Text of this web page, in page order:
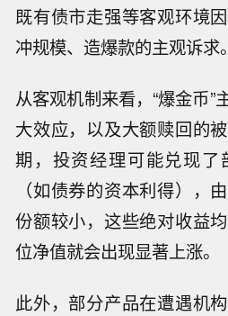
既有债市走强等客观环境
冲规模、造爆款的主观诉求。
从客观机制来看，“爆金币”
大效应，以及大额赎回的
期，投资经理可能兑现了
（如债券的资本利得），
份额较小，这些绝对收益
位净值就会出现显著上涨。
此外，部分产品在遭遇机